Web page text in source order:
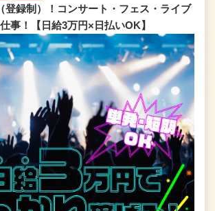
登録制）！コンサート・フェス・ライブ
事！【日給3万円×日払いOK】